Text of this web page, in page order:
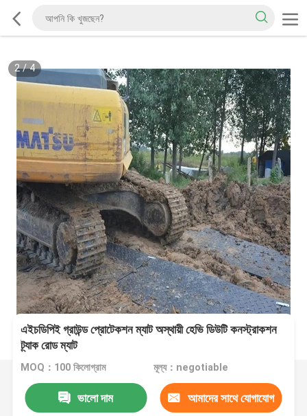
2/4
এইচডিপিই গ্রাউন্ড প্রোটেকশন ম্যাট অস্থায়ী হেভি ডিউটি ​​কনস্ট্রাকশন
ট্র্যাক রোড ম্যাট
MOQ：100 কিলোগ্রাম মূল্য：negotiable
ভালো দাম আমাদের সাথে যোগাযোগ